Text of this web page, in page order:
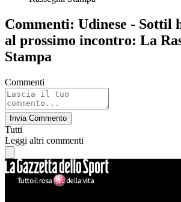
Commenti: Udinese - Sottil
al prossimo incontro: La
Stampa
Commenti
Invia Commento
Tutti
Leggi altri commenti